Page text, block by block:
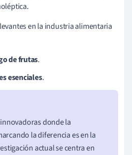
en la industria alimentaria
de frutas.
esenciales.
donde la
la diferencia es en la
actual se centra en